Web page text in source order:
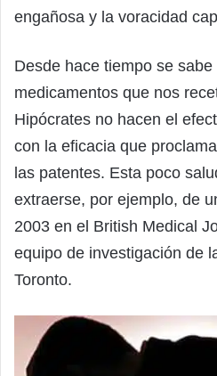
engañosa y la voracidad
Desde hace tiempo se
medicamentos que nos
Hipócrates no hacen el
con la eficacia que
las patentes. Esta poco
extraerse, por ejemplo, de
2003 en el British Medical
equipo de investigación de
Toronto.